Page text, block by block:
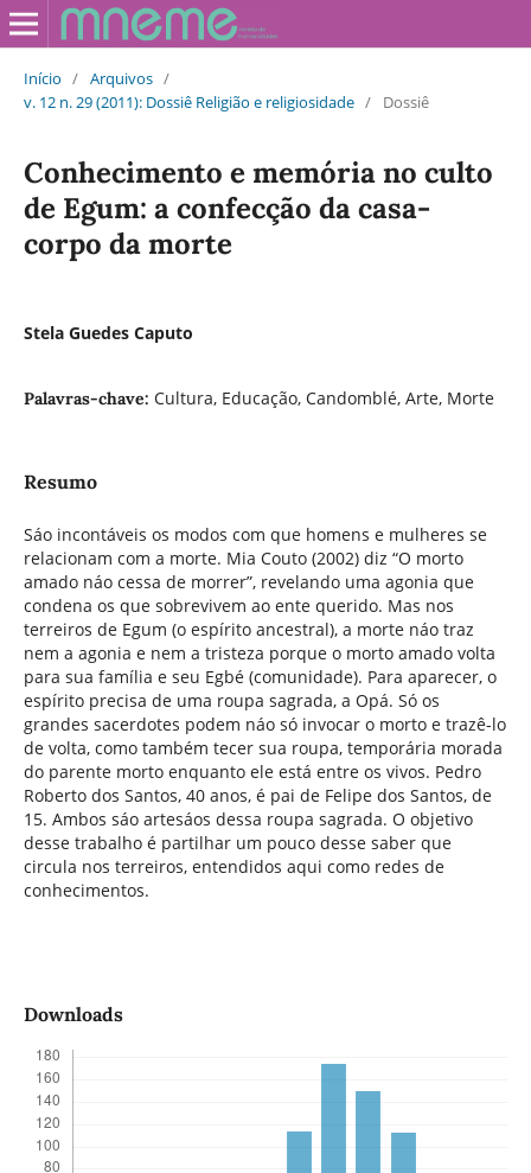
Início / Arquivos /
v. 12 n. 29 (2011): Dossiê Religião e religiosidade / Dossiê
Conhecimento e memória no culto
de Egum: a confecção da casa-
corpo da morte
Stela Guedes Caputo
Palavras-chave: Cultura, Educação, Candomblé, Arte, Morte
Resumo
Sáo incontáveis os modos com que homens e mulheres se
relacionam com a morte. Mia Couto (2002) diz “O morto
amado náo cessa de morrer”, revelando uma agonia que
condena os que sobrevivem ao ente querido. Mas nos
terreiros de Egum (o espírito ancestral), a morte náo traz
nem a agonia e nem a tristeza porque o morto amado volta
para sua família e seu Egbé (comunidade). Para aparecer, o
espírito precisa de uma roupa sagrada, a Opá. Só os
grandes sacerdotes podem náo só invocar o morto e trazê-lo
de volta, como também tecer sua roupa, temporária morada
do parente morto enquanto ele está entre os vivos. Pedro
Roberto dos Santos, 40 anos, é pai de Felipe dos Santos, de
15. Ambos sáo artesáos dessa roupa sagrada. O objetivo
desse trabalho é partilhar um pouco desse saber que
circula nos terreiros, entendidos aqui como redes de
conhecimentos.
Downloads